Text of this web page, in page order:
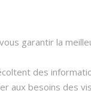
garantir la
des
aux besoins des